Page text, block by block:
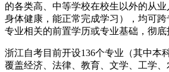
的各类高、中等学校在校生以外的从业
身体健康，能正常完成学习），均可
专业相关的前置学历或专业基础，彻底
浙江自考目前开设136个专业（其中本
覆盖经济、法律、教育、文学、工学